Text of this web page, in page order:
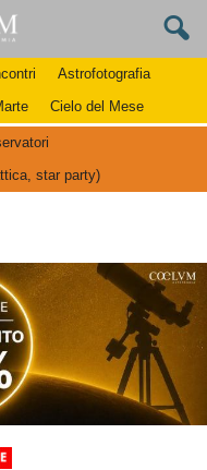
Astrofotografia
Cielo del Mese
star party)